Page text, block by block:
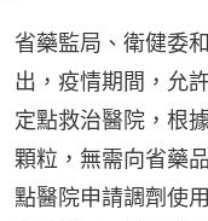
省藥監局、衛健委
出，疫情期間，允
定點救治醫院，根
顆粒，無需向省藥
點醫院申請調劑使